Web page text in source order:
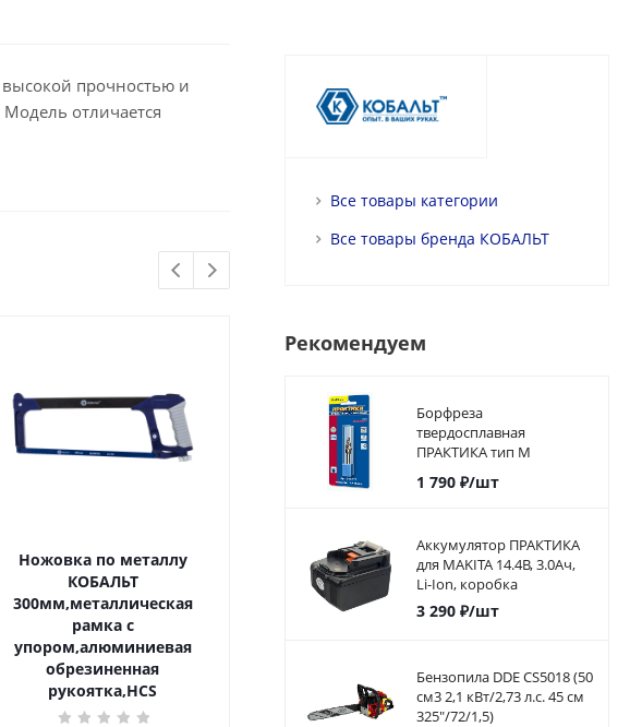
прочностью и
отличается
Ножовка по металлу
КОБАЛЬТ
300мм,металлическая
рамка с
упором,алюминиевая
обрезиненная
рукоятка,HCS
Ножовка по металлу
КОБАЛЬТ 250 - 300 мм
алюминиевая рукоятка,
Достаточно
Ножовка по
Все товары категории
Все товары бренда КОБАЛЬТ
Рекомендуем
Борфреза
твердосплавная
ПРАКТИКА тип M
коническая,12 х 25 мм,
хвостовик 6 мм
1 790₽/шт
Аккумулятор ПРАКТИКА
для MAKITA 14.4В, 3.0Ач,
Li-Ion, коробка
3 290₽/шт
Бензопила DDE CS5018 (50
см3 2,1 кВт/2,73 л.с. 45 см
325"/72/1,5)